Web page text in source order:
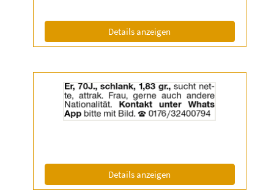
Details anzeigen
der
Anzeige
2062220
Details anzeigen